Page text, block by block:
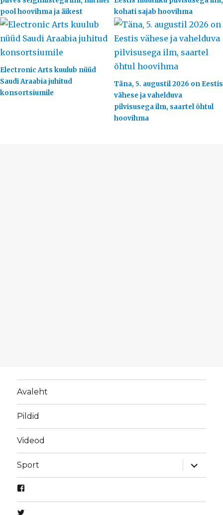
pool hoovihma ja äikest
kohati sajab hoovihma
Electronic Arts kuulub nüüd
Saudi Araabia juhitud
konsortsiumile
Täna, 5. augustil 2026 on Eestis
vähese ja vahelduva
pilvisusega ilm, saartel õhtul
hoovihma
Avaleht
Pildid
Videod
Sport
laienda